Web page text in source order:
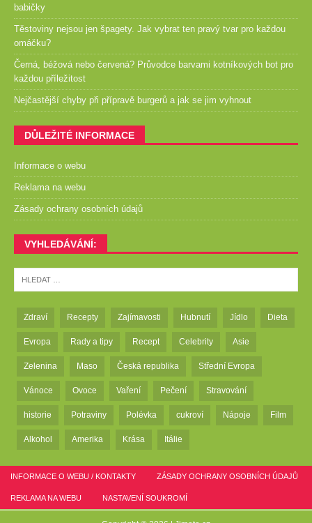
babičky
Těstoviny nejsou jen špagety. Jak vybrat ten pravý tvar pro každou
omáčku?
Černá, béžová nebo červená? Průvodce barvami kotníkových bot pro
každou příležitost
Nejčastější chyby při přípravě burgerů a jak se jim vyhnout
DŮLEŽITÉ INFORMACE
Informace o webu
Reklama na webu
Zásady ochrany osobních údajů
VYHLEDÁVÁNÍ:
Zdraví Recepty Zajímavosti Hubnutí Jídlo Dieta
Evropa Rady a tipy Recept Celebrity Asie
Zelenina Maso Česká republika Střední Evropa
Vánoce Ovoce Vaření Pečení Stravování
historie Potraviny Polévka cukroví Nápoje Film
Alkohol Amerika Krása Itálie
INFORMACE O WEBU / KONTAKTY ZÁSADY OCHRANY OSOBNÍCH ÚDAJŮ
REKLAMA NA WEBU NASTAVENÍ SOUKROMÍ